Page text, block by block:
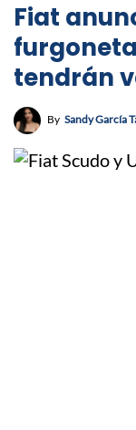
Fiat
tendrán
By Sandy García